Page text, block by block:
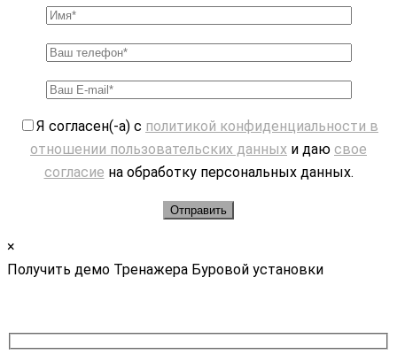
Я согласен(-а) с политикой конфиденциальности в
отношении пользовательских данных и даю свое
согласие на обработку персональных данных.
×
Получить демо Тренажера Буровой установки